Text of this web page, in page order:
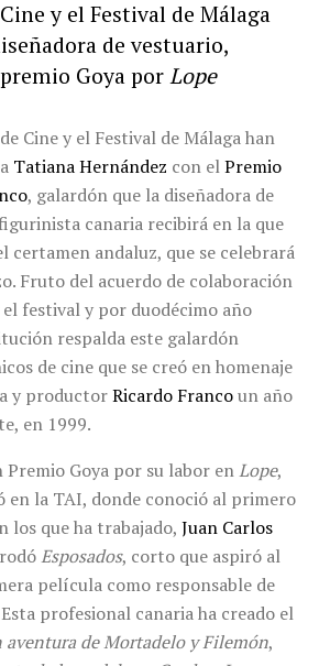
y el Festival de Málaga
de vestuario,
Goya porLope
Cine y el Festival de Málaga han
Tatiana Hernández con elPremio
, galardón que la diseñadora de
canaria recibirá en la que
certamen andaluz, que se celebrará
Fruto del acuerdo de colaboración
festival y por duodécimo año
respalda este galardón
de cine que se creó en homenaje
y productorRicardo Francoun año
en 1999.
Premio Goya por su labor enLope,
en la TAI, donde conoció al primero
los que ha trabajado, Juan Carlos
Esposados, corto que aspiró al
película como responsable de
Esta profesional canaria ha creado el
aventura de Mortadelo y Filemón,